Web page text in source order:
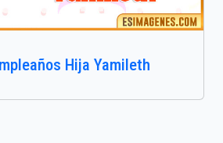
Hija Yamileth